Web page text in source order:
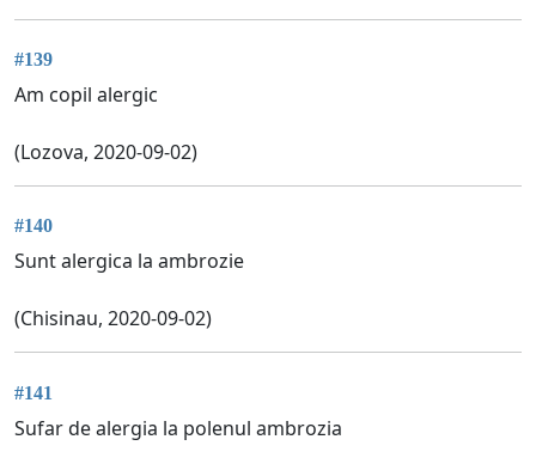
#139
Am copil alergic
(Lozova, 2020-09-02)
#140
Sunt alergica la ambrozie
(Chisinau, 2020-09-02)
#141
Sufar de alergia la polenul ambrozia